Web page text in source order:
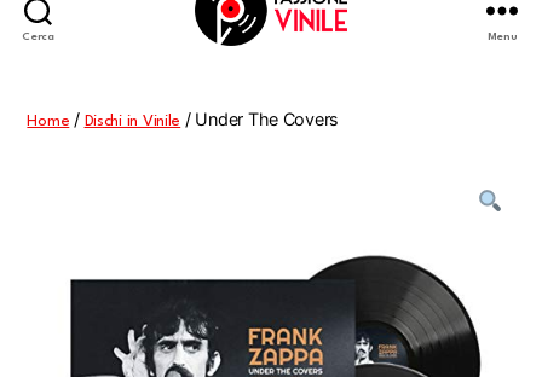
Cerca Menu
Home / Dischi in Vinile / Under The Covers